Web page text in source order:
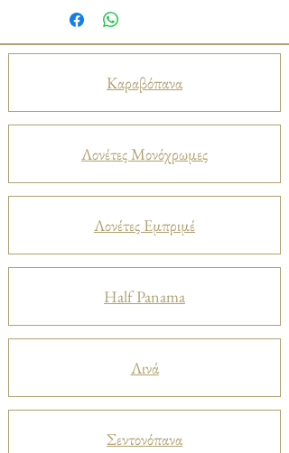
Καραβόπανα
Λονέτες Μονόχρωμες
Λονέτες Εμπριμέ
Half Panama
Λινά
Σεντονόπανα